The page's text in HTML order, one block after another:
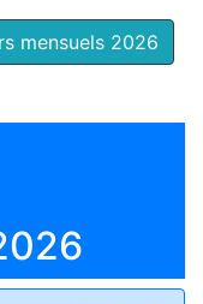
mensuels 2026